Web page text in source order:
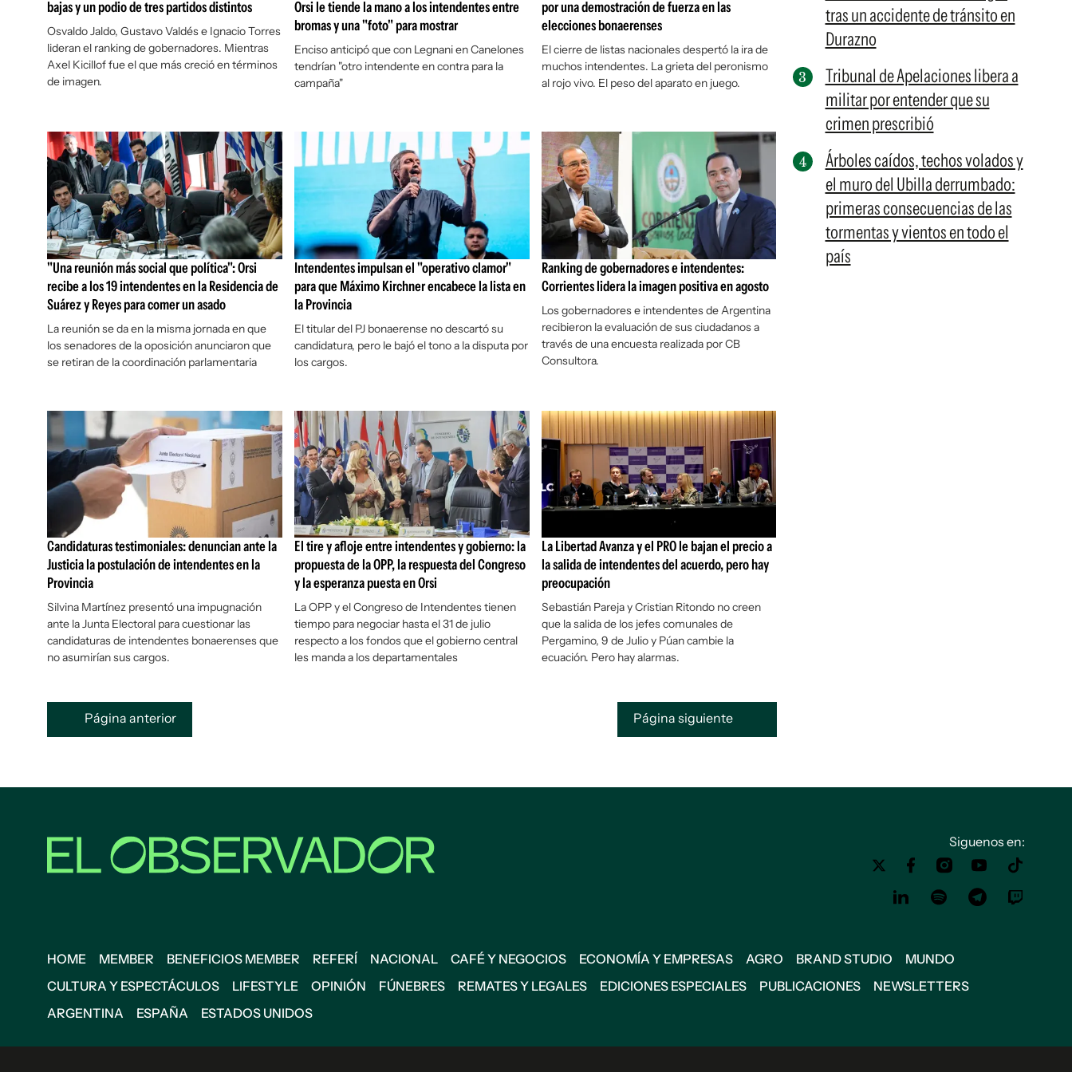
bajas y un podio de tres partidos distintos
Osvaldo Jaldo, Gustavo Valdés e Ignacio Torres
lideran el ranking de gobernadores. Mientras
Axel Kicillof fue el que más creció en términos
de imagen.
Orsi le tiende la mano a los intendentes entre
bromas y una "foto" para mostrar
Enciso anticipó que con Legnani en Canelones
tendrían "otro intendente en contra para la
campaña"
por una demostración de fuerza en las
elecciones bonaerenses
El cierre de listas nacionales despertó la ira de
muchos intendentes. La grieta del peronismo
al rojo vivo. El peso del aparato en juego.
"Una reunión más social que política": Orsi
recibe a los 19 intendentes en la Residencia de
Suárez y Reyes para comer un asado
La reunión se da en la misma jornada en que
los senadores de la oposición anunciaron que
se retiran de la coordinación parlamentaria
Intendentes impulsan el "operativo clamor"
para que Máximo Kirchner encabece la lista en
la Provincia
El titular del PJ bonaerense no descartó su
candidatura, pero le bajó el tono a la disputa por
los cargos.
Ranking de gobernadores e intendentes:
Corrientes lidera la imagen positiva en agosto
Los gobernadores e intendentes de Argentina
recibieron la evaluación de sus ciudadanos a
través de una encuesta realizada por CB
Consultora.
Candidaturas testimoniales: denuncian ante la
Justicia la postulación de intendentes en la
Provincia
Silvina Martínez presentó una impugnación
ante la Junta Electoral para cuestionar las
candidaturas de intendentes bonaerenses que
no asumirían sus cargos.
El tire y afloje entre intendentes y gobierno: la
propuesta de la OPP, la respuesta del Congreso
y la esperanza puesta en Orsi
La OPP y el Congreso de Intendentes tienen
tiempo para negociar hasta el 31 de julio
respecto a los fondos que el gobierno central
les manda a los departamentales
La Libertad Avanza y el PRO le bajan el precio a
la salida de intendentes del acuerdo, pero hay
preocupación
Sebastián Pareja y Cristian Ritondo no creen
que la salida de los jefes comunales de
Pergamino, 9 de Julio y Púan cambie la
ecuación. Pero hay alarmas.
Página anterior Página siguiente
tras un accidente de tránsito en
Durazno
Tribunal de Apelaciones libera a
militar por entender que su
crimen prescribió
Árboles caídos, techos volados y
el muro del Ubilla derrumbado:
primeras consecuencias de las
tormentas y vientos en todo el
país
Siguenos en:
HOME MEMBER BENEFICIOS MEMBER REFERÍ NACIONAL CAFÉ Y NEGOCIOS ECONOMÍA Y EMPRESAS AGRO BRAND STUDIO
MUNDO
CULTURA Y ESPECTÁCULOS
LIFESTYLE OPINIÓN FÚNEBRES REMATES Y LEGALES EDICIONES ESPECIALES PUBLICACIONES
NEWSLETTERS
ARGENTINA
ESPAÑA ESTADOS UNIDOS